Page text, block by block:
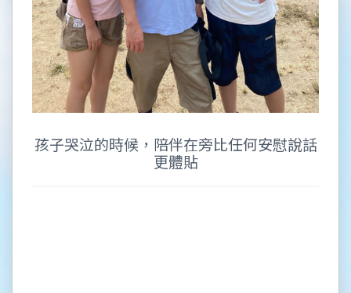
孩子哭泣的時候，陪伴在旁比任何安慰說話
更體貼